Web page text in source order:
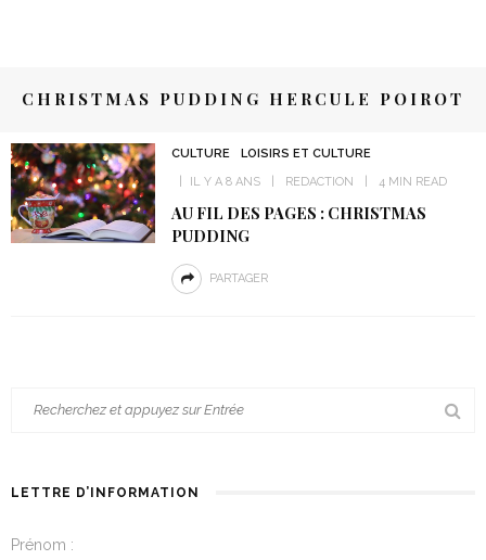
CHRISTMAS PUDDING HERCULE POIROT
CULTURE
LOISIRS ET CULTURE
IL Y A 8 ANS
REDACTION 4 MIN READ
AU FIL DES PAGES : CHRISTMAS
PUDDING
PARTAGER
LETTRE D’INFORMATION
Prénom :